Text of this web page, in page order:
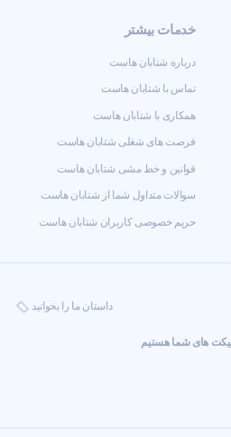
خدمات بیشتر
درباره شتابان هاست
تماس با شتابان هاست
همکاری با شتابان هاست
فرصت های شغلی شتابان هاست
قوانین و خط مشی شتابان هاست
سوالات متداول شما از شتابان هاست
حریم خصوصی کاربران شتابان هاست
داستان ما را بخوانید